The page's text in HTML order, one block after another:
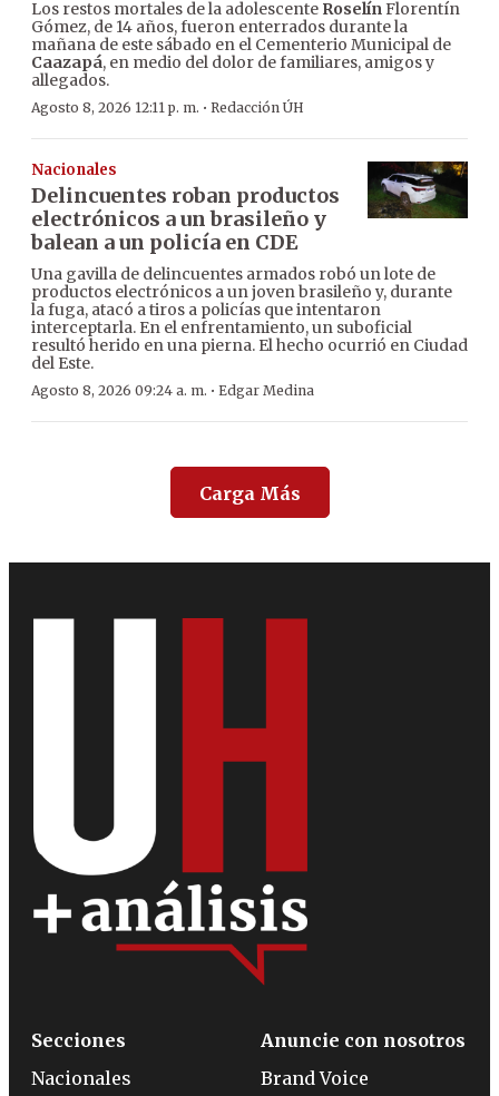
Los restos mortales de la adolescente RoselínFlorentín
Gómez, de 14 años, fueron enterrados durante la
mañana de este sábado en el Cementerio Municipal de
Caazapá, en medio del dolor de familiares, amigos y
allegados.
Agosto 8, 2026 12:11 p. m. · Redacción ÚH
Nacionales
Delincuentes roban productos
electrónicos a un brasileño y
balean a un policía en CDE
Una gavilla de delincuentes armados robó un lote de
productos electrónicos a un joven brasileño y, durante
la fuga, atacó a tiros a policías que intentaron
interceptarla. En el enfrentamiento, un suboficial
resultó herido en una pierna. El hecho ocurrió en Ciudad
del Este.
Agosto 8, 2026 09:24 a. m. · Edgar Medina
Carga Más
Secciones
Nacionales
Anuncie con nosotros
Brand Voice